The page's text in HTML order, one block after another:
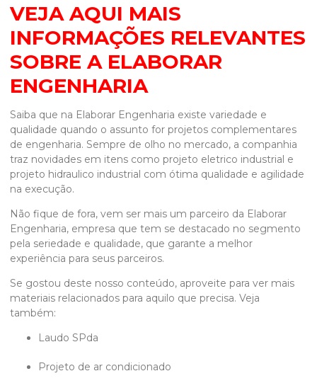
VEJA AQUI MAIS
INFORMAÇÕES RELEVANTES
SOBRE A ELABORAR
ENGENHARIA
Saiba que na Elaborar Engenharia existe variedade e
qualidade quando o assunto for projetos complementares
de engenharia. Sempre de olho no mercado, a companhia
traz novidades em itens como projeto eletrico industrial e
projeto hidraulico industrial com ótima qualidade e agilidade
na execução.
Não fique de fora, vem ser mais um parceiro da Elaborar
Engenharia, empresa que tem se destacado no segmento
pela seriedade e qualidade, que garante a melhor
experiência para seus parceiros.
Se gostou deste nosso conteúdo, aproveite para ver mais
materiais relacionados para aquilo que precisa. Veja
também:
laudo SPda
projeto de ar condicionado